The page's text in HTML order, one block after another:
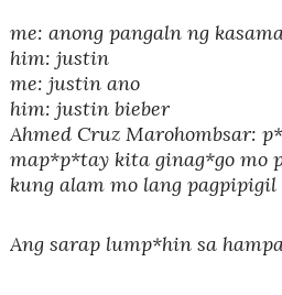
me: anong pangaln ng
him: justin
me: justin ano
him: justin bieber
Ahmed Cruz Marohombsar:
map*p*tay kita ginag*go mo
kung alam mo lang
Ang sarap lump*hin sa